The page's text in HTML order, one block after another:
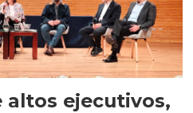
altos ejecutivos,